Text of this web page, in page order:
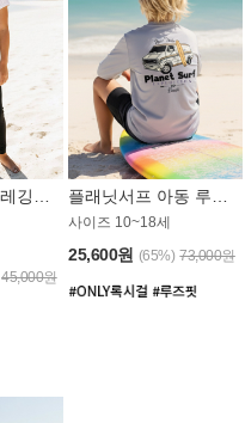
45,000원
사이즈 10~18세
25,600원 (65%) 73,000원